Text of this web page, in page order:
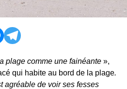
plage comme une fainéante»,
qui habite au bord de la plage.
agréable de voir ses fesses